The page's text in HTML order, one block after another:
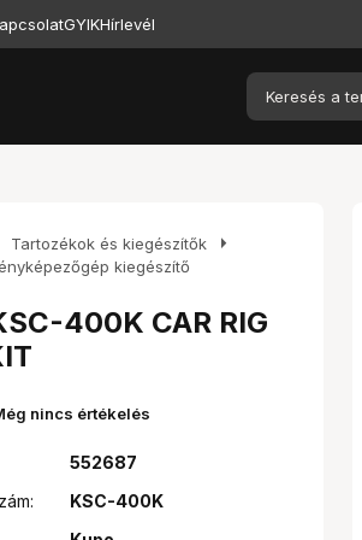
GYIKHírlevél
Tartozékok és kiegészítők arrow_right
kiegészítő
400K CAR RIG
nincs értékelés
552687
KSC-400K